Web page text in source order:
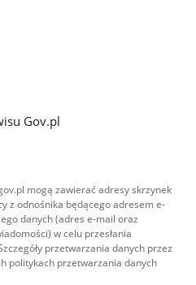
Gov.pl
mogą zawierać adresy skrzynek
z odnośnika będącego adresem e-
danych (adres e-mail oraz
w celu przesłania
przetwarzania danych przez
politykach przetwarzania danych